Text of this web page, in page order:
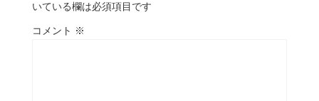
いている欄は必須項目です
コメント ※